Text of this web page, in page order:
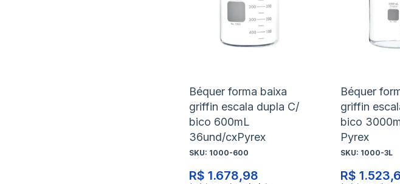
Béquer forma baixa
griffin escala dupla C/
bico 600mL
36und/cxPyrex
SKU: 1000-600
R$ 1.678,98
lista
desejos
Béquer
griffin
bico
Pyrex
SKU: 1000-3L
R$